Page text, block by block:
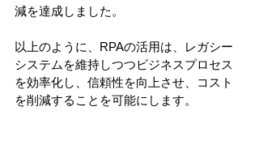
減を達成しました。
以上のように、RPAの活用は、レガシー
システムを維持しつつビジネスプロセス
を効率化し、信頼性を向上させ、コスト
を削減することを可能にします。